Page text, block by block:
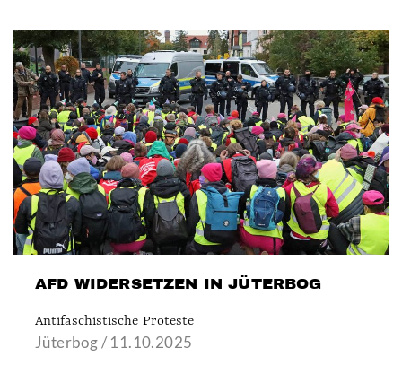
AFD WIDERSETZEN IN JÜTERBOG
Antifaschistische Proteste
Jüterbog / 11.10.2025